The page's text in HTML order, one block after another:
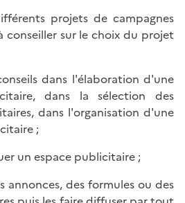
projets de campagnes
conseiller sur le choix du projet
dans l'élaboration d'une
dans la sélection des
dans l'organisation d'une
;
un espace publicitaire ;
annonces, des formules ou des